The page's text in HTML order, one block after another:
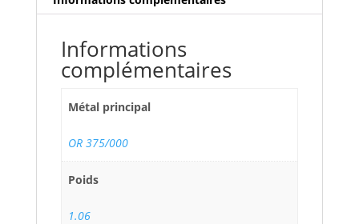
Informations
complémentaires
Métal principal
OR 375/000
Poids
1.06